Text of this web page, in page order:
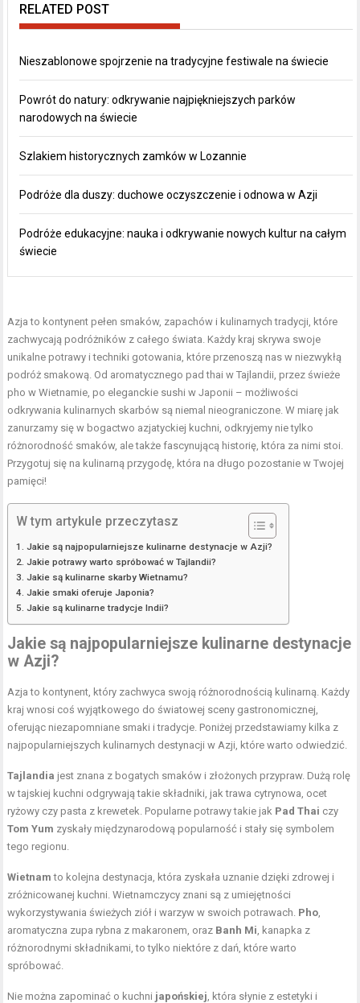
RELATED POST
Nieszablonowe spojrzenie na tradycyjne festiwale na świecie
Powrót do natury: odkrywanie najpiękniejszych parków
narodowych na świecie
Szlakiem historycznych zamków w Lozannie
Podróże dla duszy: duchowe oczyszczenie i odnowa w Azji
Podróże edukacyjne: nauka i odkrywanie nowych kultur na całym
świecie
Azja to kontynent pełen smaków, zapachów i kulinarnych tradycji, które
zachwycają podróżników z całego świata. Każdy kraj skrywa swoje
unikalne potrawy i techniki gotowania, które przenoszą nas w niezwykłą
podróż smakową. Od aromatycznego pad thai w Tajlandii, przez świeże
pho w Wietnamie, po eleganckie sushi w Japonii – możliwości
odkrywania kulinarnych skarbów są niemal nieograniczone. W miarę jak
zanurzamy się w bogactwo azjatyckiej kuchni, odkryjemy nie tylko
różnorodność smaków, ale także fascynującą historię, która za nimi stoi.
Przygotuj się na kulinarną przygodę, która na długo pozostanie w Twojej
pamięci!
W tym artykule przeczytasz
Jakie są najpopularniejsze kulinarne destynacje w Azji?
Jakie potrawy warto spróbować w Tajlandii?
Jakie są kulinarne skarby Wietnamu?
Jakie smaki oferuje Japonia?
Jakie są kulinarne tradycje Indii?
Jakie są najpopularniejsze kulinarne destynacje
w Azji?
Azja to kontynent, który zachwyca swoją różnorodnością kulinarną. Każdy
kraj wnosi coś wyjątkowego do światowej sceny gastronomicznej,
oferując niezapomniane smaki i tradycje. Poniżej przedstawiamy kilka z
najpopularniejszych kulinarnych destynacji w Azji, które warto odwiedzić.
Tajlandia jest znana z bogatych smaków i złożonych przypraw. Dużą rolę
w tajskiej kuchni odgrywają takie składniki, jak trawa cytrynowa, ocet
ryżowy czy pasta z krewetek. Popularne potrawy takie jak Pad Thai czy
Tom Yum zyskały międzynarodową popularność i stały się symbolem
tego regionu.
Wietnam to kolejna destynacja, która zyskała uznanie dzięki zdrowej i
zróżnicowanej kuchni. Wietnamczycy znani są z umiejętności
wykorzystywania świeżych ziół i warzyw w swoich potrawach. Pho
aromatyczna zupa rybna z makaronem, oraz Banh Mi , kanapka z
różnorodnymi składnikami, to tylko niektóre z dań, które warto
spróbować.
Nie można zapominać o kuchni japońskiej , która słynie z estetyki i